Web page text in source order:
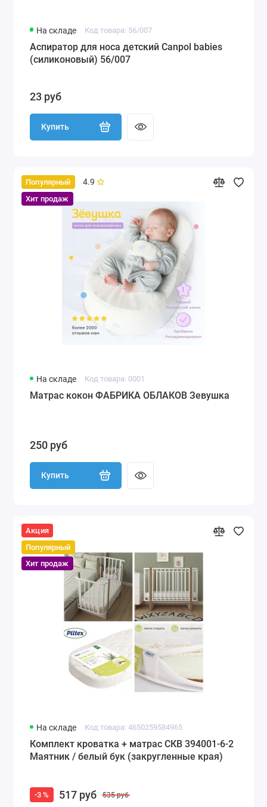
На складе Код товара: 56/007
Аспиратор для носа детский Canpol babies
(силиконовый) 56/007
23 руб
Купить
Популярный
Хит продаж
4.9
На складе Код товара: 0001
Матрас кокон ФАБРИКА ОБЛАКОВ Зевушка
250 руб
Купить
Акция
Популярный
Хит продаж
На складе Код товара: 4650259584965
Комплект кроватка + матрас СКВ 394001-6-2
Маятник / белый бук (закругленные края)
-3 % 517 руб 535 руб